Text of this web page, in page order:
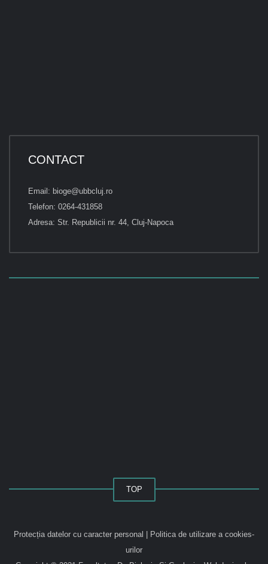
CONTACT
Email: bioge@ubbcluj.ro
Telefon: 0264-431858
Adresa: Str. Republicii nr. 44, Cluj-Napoca
TOP
Protecția datelor cu caracter personal
Politica de utilizare a cookies-
urilor